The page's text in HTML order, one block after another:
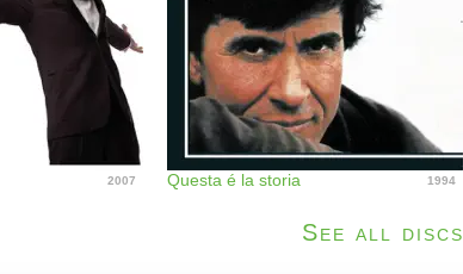
2007 Questa é la storia 1994
See all discs